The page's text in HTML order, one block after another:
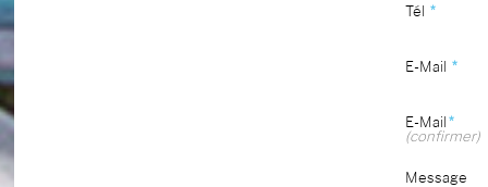
Tél *
E-Mail *
E-Mail*
(confirmer)
Message